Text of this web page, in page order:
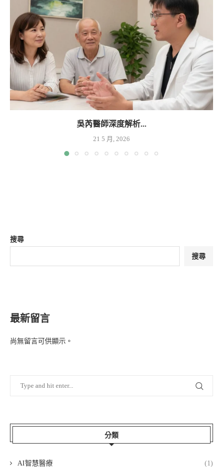
吳芮醫師深度解析...
21 5 月, 2026
搜尋
搜尋
最新留言
尚無留言可供顯示。
分類
AI智慧醫療 (1)